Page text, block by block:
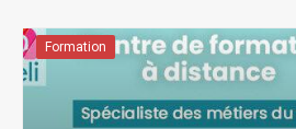
Formation